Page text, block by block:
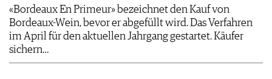
«Bordeaux En Primeur» bezeichnet den Kauf von
Bordeaux-Wein, bevor er abgefüllt wird. Das Verfahren
im April für den aktuellen Jahrgang gestartet. Käufer
sichern…